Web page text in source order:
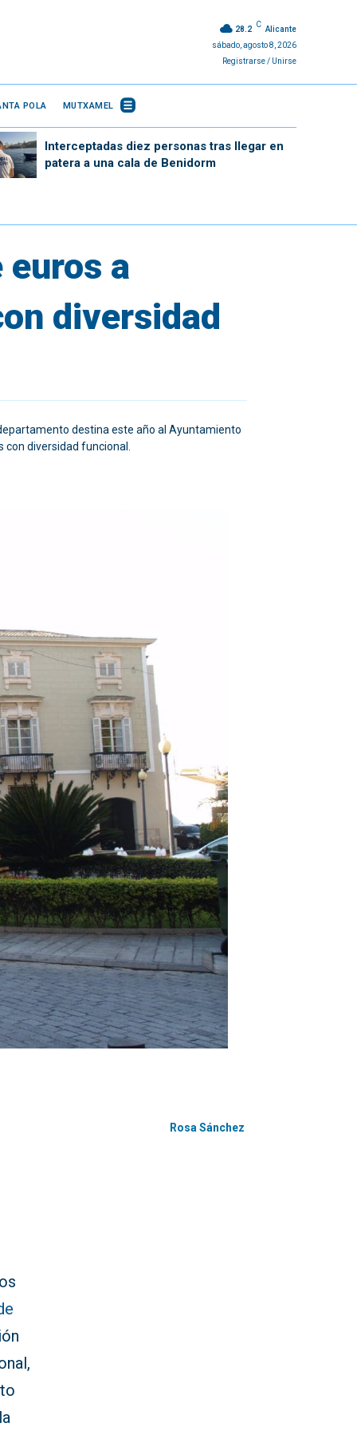
28.2
C
Alicante
sábado, agosto 8, 2026
Registrarse / Unirse
POLA MUTXAMEL
Interceptadas diez personas tras llegar en
patera a una cala de Benidorm
a
diversidad
destina este año al Ayuntamiento
diversidad funcional.
Rosa Sánchez